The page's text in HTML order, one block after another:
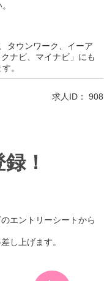
タウンワーク、イーア
ナビ、マイナビ」にも
。
求人ID： 908
！
エントリーシートから
し上げます。